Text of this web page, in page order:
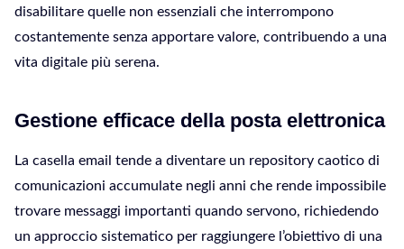
disabilitare quelle non essenziali che interrompono
costantemente senza apportare valore, contribuendo a una
vita digitale più serena.
Gestione efficace della posta elettronica
La casella email tende a diventare un repository caotico di
comunicazioni accumulate negli anni che rende impossibile
trovare messaggi importanti quando servono, richiedendo
un approccio sistematico per raggiungere l’obiettivo di una